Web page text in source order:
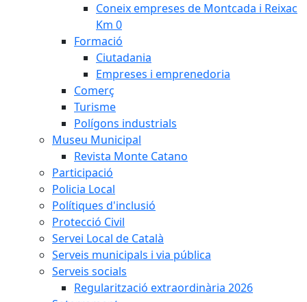
Coneix empreses de Montcada i Reixac
Km 0
Formació
Ciutadania
Empreses i emprenedoria
Comerç
Turisme
Polígons industrials
Museu Municipal
Revista Monte Catano
Participació
Policia Local
Polítiques d'inclusió
Protecció Civil
Servei Local de Català
Serveis municipals i via pública
Serveis socials
Regularització extraordinària 2026